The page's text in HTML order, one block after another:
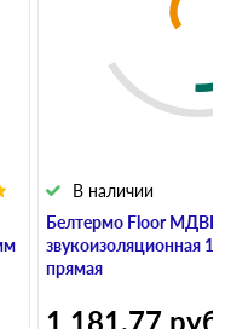
Белтермо Floor МДВП
звукоизоляционная
прямая
В наличии
1 181.77 руб